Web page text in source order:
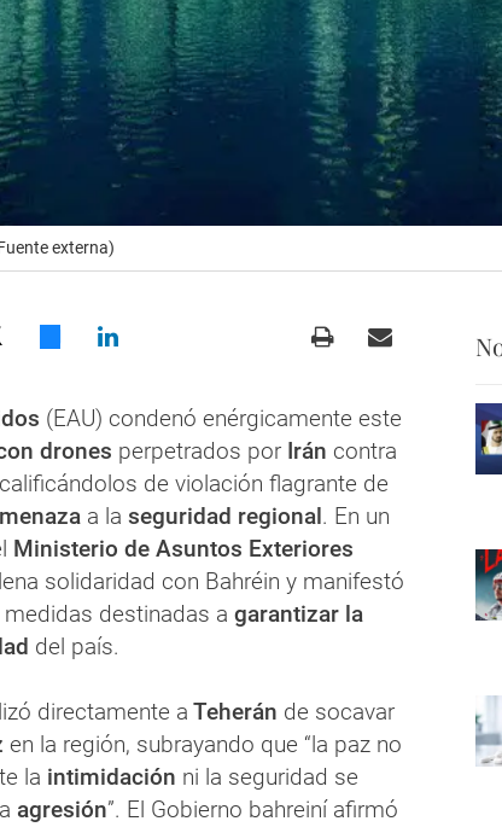
externa)
(EAU) condenó enérgicamente este
drones perpetrados por Irán contra
calificándolos de violación flagrante de
a la seguridad regional. En un
Ministerio de Asuntos Exteriores
solidaridad con Bahréin y manifestó
destinadas a garantizar la
del país.
directamente a Teherán de socavar
en la región, subrayando que “la paz no
la intimidación ni la seguridad se
agresión”. El Gobierno bahreiní afirmó